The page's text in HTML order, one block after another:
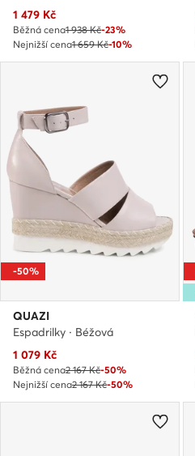
Aktuální cena
1 479 Kč
Běžná cena1 938 Kč-23%
Nejnižší cena1 659 Kč-10%
-50%
QUAZI
Espadrilky · Béžová
Aktuální cena
1 079 Kč
Běžná cena2 167 Kč-50%
Nejnižší cena2 167 Kč-50%